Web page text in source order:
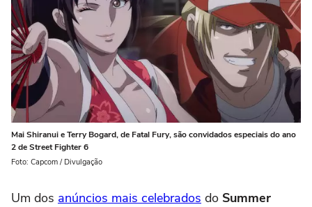
Mai Shiranui e Terry Bogard, de Fatal Fury, são convidados especiais do ano
2 de Street Fighter 6
Foto: Capcom / Divulgação
Um dos anúncios mais celebrados do Summer